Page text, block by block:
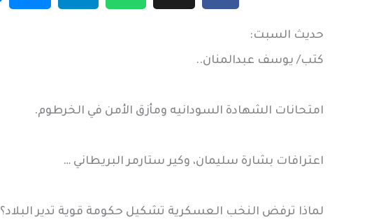
حديث السبت:
كتب/ يوسف عبدالمنان..
امتحانات الشهادة السودانيه ومأزق الأمن في الخرطوم.
اعترافات بشارة سليمان، وكير ستارمر البريطاني …
لماذا ترفض النخب العسكرية تشكيل حكومة قوية تدير البلاد؟